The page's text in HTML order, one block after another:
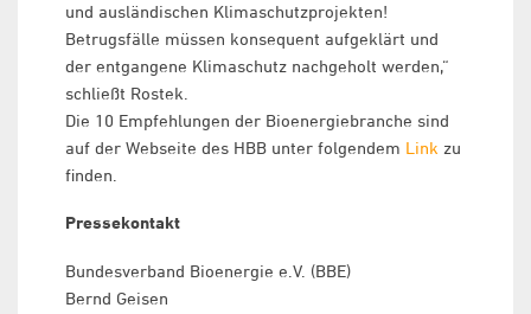
und ausländischen Klimaschutzprojekten!
Betrugsfälle müssen konsequent aufgeklärt und
der entgangene Klimaschutz nachgeholt werden,“
schließt Rostek.
Die 10 Empfehlungen der Bioenergiebranche sind
auf der Webseite des HBB unter folgendem Link zu
finden.
Pressekontakt
Bundesverband Bioenergie e.V. (BBE)
Bernd Geisen